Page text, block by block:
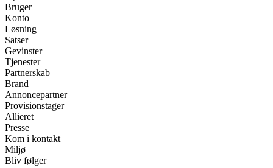
Bruger
Konto
Løsning
Satser
Gevinster
Tjenester
Partnerskab
Brand
Annoncepartner
Provisionstager
Allieret
Presse
Kom i kontakt
Miljø
Bliv følger